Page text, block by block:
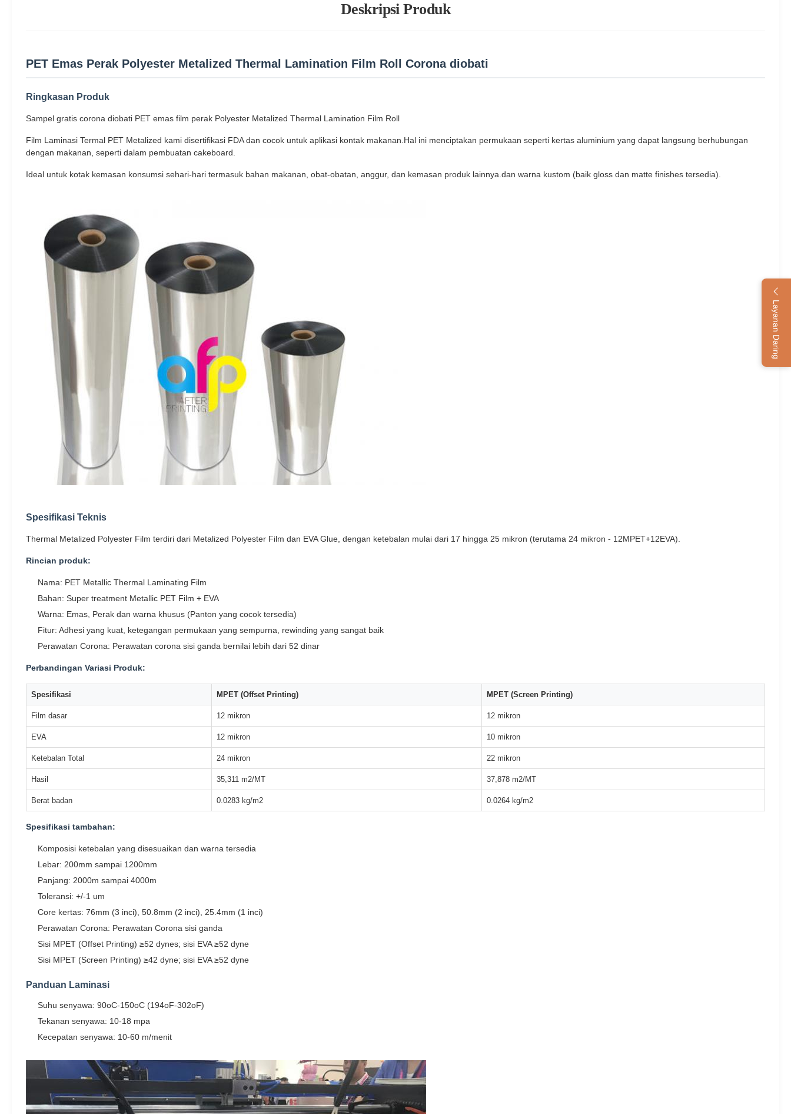
Layanan Daring
Deskripsi Produk
PET Emas Perak Polyester Metalized Thermal Lamination Film Roll Corona diobati
Ringkasan Produk
Sampel gratis corona diobati PET emas film perak Polyester Metalized Thermal Lamination Film Roll
Film Laminasi Termal PET Metalized kami disertifikasi FDA dan cocok untuk aplikasi kontak makanan.Hal ini menciptakan permukaan seperti kertas aluminium yang dapat langsung berhubungan
dengan makanan, seperti dalam pembuatan cakeboard.
Ideal untuk kotak kemasan konsumsi sehari-hari termasuk bahan makanan, obat-obatan, anggur, dan kemasan produk lainnya.dan warna kustom (baik gloss dan matte finishes tersedia).
Spesifikasi Teknis
Thermal Metalized Polyester Film terdiri dari Metalized Polyester Film dan EVA Glue, dengan ketebalan mulai dari 17 hingga 25 mikron (terutama 24 mikron - 12MPET+12EVA).
Rincian produk:
Nama: PET Metallic Thermal Laminating Film
Bahan: Super treatment Metallic PET Film + EVA
Warna: Emas, Perak dan warna khusus (Panton yang cocok tersedia)
Fitur: Adhesi yang kuat, ketegangan permukaan yang sempurna, rewinding yang sangat baik
Perawatan Corona: Perawatan corona sisi ganda bernilai lebih dari 52 dinar
Perbandingan Variasi Produk:
Spesifikasi MPET (Offset Printing) MPET (Screen Printing)
Film dasar 12 mikron 12 mikron
EVA 12 mikron 10 mikron
Ketebalan Total 24 mikron 22 mikron
Hasil 35,311 m2/MT 37,878 m2/MT
Berat badan 0.0283 kg/m2 0.0264 kg/m2
Spesifikasi tambahan:
Komposisi ketebalan yang disesuaikan dan warna tersedia
Lebar: 200mm sampai 1200mm
Panjang: 2000m sampai 4000m
Toleransi: +/-1 um
Core kertas: 76mm (3 inci), 50.8mm (2 inci), 25.4mm (1 inci)
Perawatan Corona: Perawatan Corona sisi ganda
Sisi MPET (Offset Printing) ≥52 dynes; sisi EVA ≥52 dyne
Sisi MPET (Screen Printing) ≥42 dyne; sisi EVA ≥52 dyne
Panduan Laminasi
Suhu senyawa: 90oC-150oC (194oF-302oF)
Tekanan senyawa: 10-18 mpa
Kecepatan senyawa: 10-60 m/menit